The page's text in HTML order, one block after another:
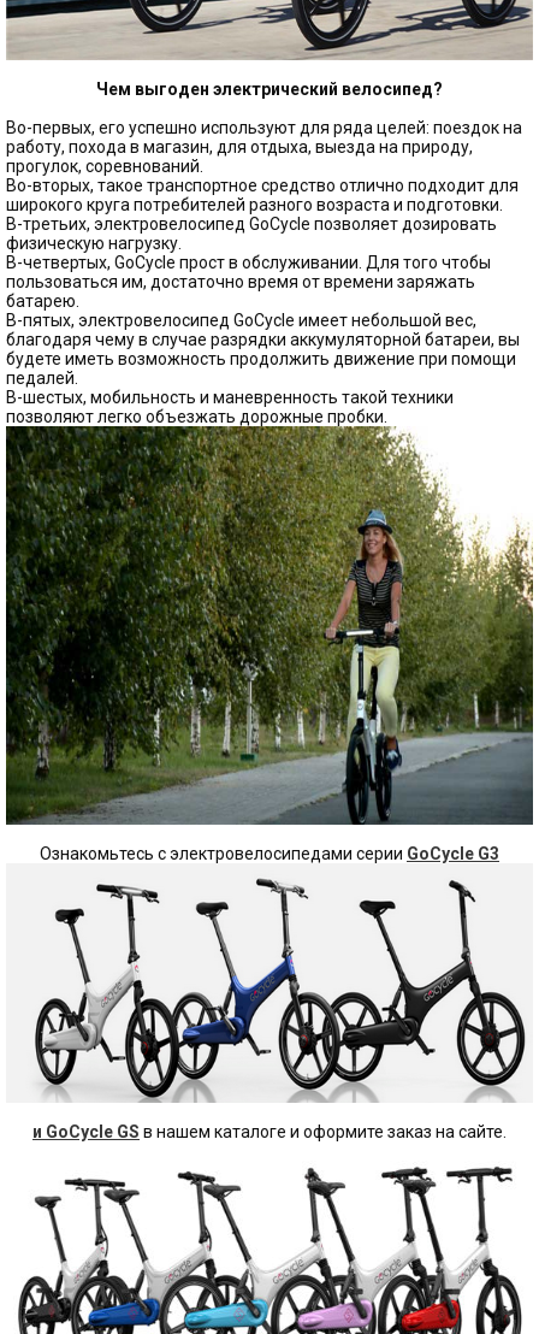
Чем выгоден электрический велосипед?
Во-первых, его успешно используют для ряда целей: поездок на
работу, похода в магазин, для отдыха, выезда на природу,
прогулок, соревнований.
Во-вторых, такое транспортное средство отлично подходит для
широкого круга потребителей разного возраста и подготовки.
В-третьих, электровелосипед GoCycle позволяет дозировать
физическую нагрузку.
В-четвертых, GoCycle прост в обслуживании. Для того чтобы
пользоваться им, достаточно время от времени заряжать
батарею.
В-пятых, электровелосипед GoCycle имеет небольшой вес,
благодаря чему в случае разрядки аккумуляторной батареи, вы
будете иметь возможность продолжить движение при помощи
педалей.
В-шестых, мобильность и маневренность такой техники
позволяют легко объезжать дорожные пробки.
Ознакомьтесь с электровелосипедами серии GoCycle G3
и GoCycle GS в нашем каталоге и оформите заказ на сайте.